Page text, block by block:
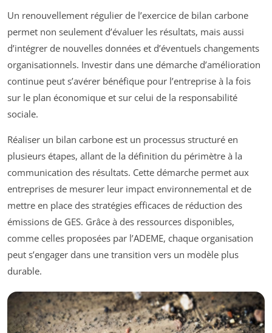
Un renouvellement régulier de l’exercice de bilan carbone
permet non seulement d’évaluer les résultats, mais aussi
d’intégrer de nouvelles données et d’éventuels changements
organisationnels. Investir dans une démarche d’amélioration
continue peut s’avérer bénéfique pour l’entreprise à la fois
sur le plan économique et sur celui de la responsabilité
sociale.
Réaliser un bilan carbone est un processus structuré en
plusieurs étapes, allant de la définition du périmètre à la
communication des résultats. Cette démarche permet aux
entreprises de mesurer leur impact environnemental et de
mettre en place des stratégies efficaces de réduction des
émissions de GES. Grâce à des ressources disponibles,
comme celles proposées par l’ADEME, chaque organisation
peut s’engager dans une transition vers un modèle plus
durable.